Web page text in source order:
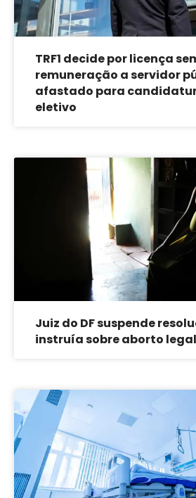
TRF1 decide por licença
remuneração a servidor
afastado para
eletivo
Juiz do DF suspende
instruía sobre aborto